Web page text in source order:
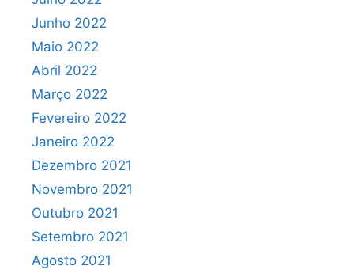
Junho 2022
Maio 2022
Abril 2022
Março 2022
Fevereiro 2022
Janeiro 2022
Dezembro 2021
Novembro 2021
Outubro 2021
Setembro 2021
Agosto 2021